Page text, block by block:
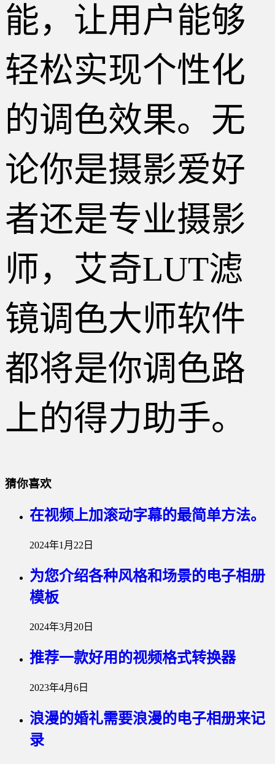
能，让用户能够
轻松实现个性化
的调色效果。无
论你是摄影爱好
者还是专业摄影
师，艾奇LUT滤
镜调色大师软件
都将是你调色路
上的得力助手。
猜你喜欢
在视频上加滚动字幕的最简单方法。
2024年1月22日
为您介绍各种风格和场景的电子相册
模板
2024年3月20日
推荐一款好用的视频格式转换器
2023年4月6日
浪漫的婚礼需要浪漫的电子相册来记
录